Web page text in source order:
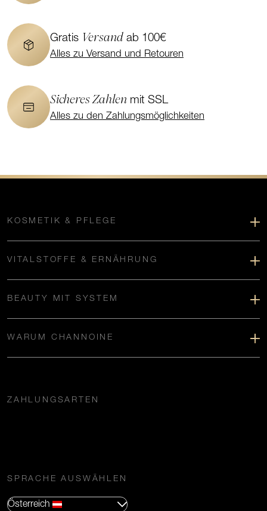
Gratis Versand ab 100€
Alles zu Versand und Retouren
Sicheres Zahlen mit SSL
Alles zu den Zahlungsmöglichkeiten
KOSMETIK & PFLEGE
VITALSTOFFE & ERNÄHRUNG
BEAUTY MIT SYSTEM
WARUM CHANNOINE
ZAHLUNGSARTEN
SPRACHE AUSWÄHLEN
Österreich